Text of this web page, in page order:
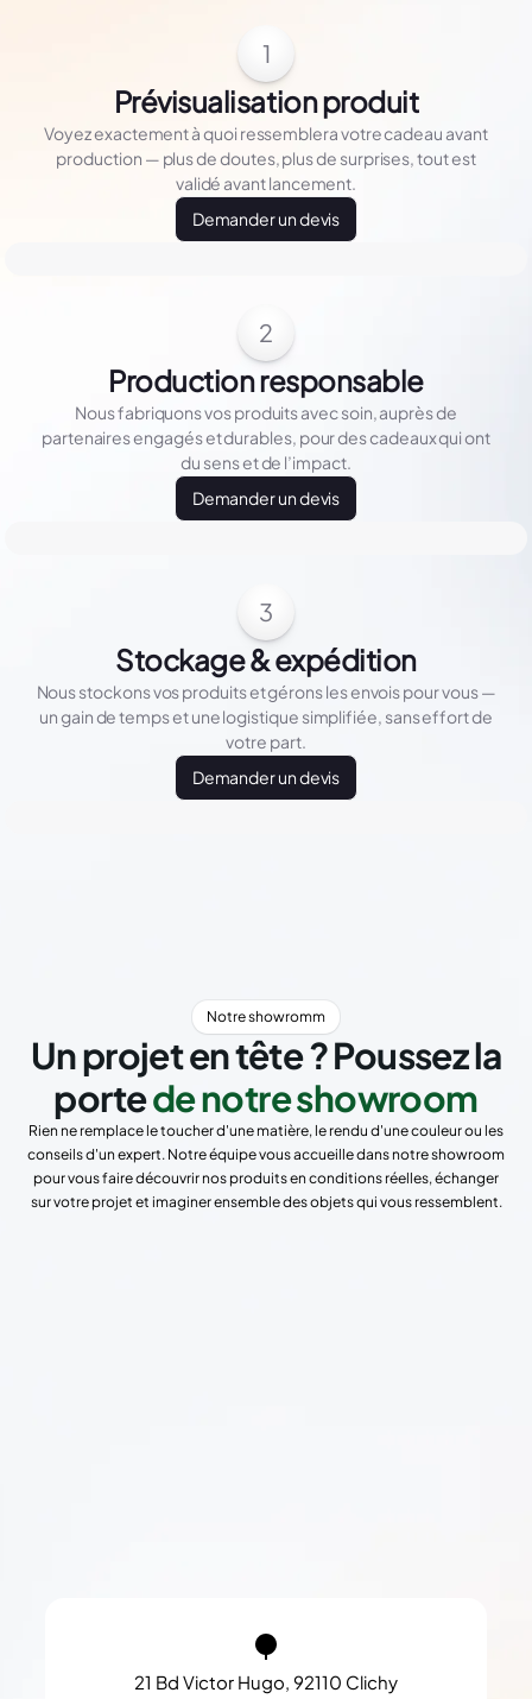
1
Prévisualisation produit
Voyez exactement à quoi ressemblera votre cadeau avant
production — plus de doutes, plus de surprises, tout est
validé avant lancement.
Demander un devis
2
Production responsable
Nous fabriquons vos produits avec soin, auprès de
partenaires engagés et durables, pour des cadeaux qui ont
du sens et de l’impact.
Demander un devis
3
Stockage & expédition
Nous stockons vos produits et gérons les envois pour vous —
un gain de temps et une logistique simplifiée, sans effort de
votre part.
Demander un devis
Notre showromm
Un projet en tête ? Poussez la
portede notre showroom
Rien ne remplace le toucher d'une matière, le rendu d'une couleur ou les
conseils d'un expert. Notre équipe vous accueille dans notre showroom
pour vous faire découvrir nos produits en conditions réelles, échanger
sur votre projet et imaginer ensemble des objets qui vous ressemblent.
21 Bd Victor Hugo, 92110 Clichy